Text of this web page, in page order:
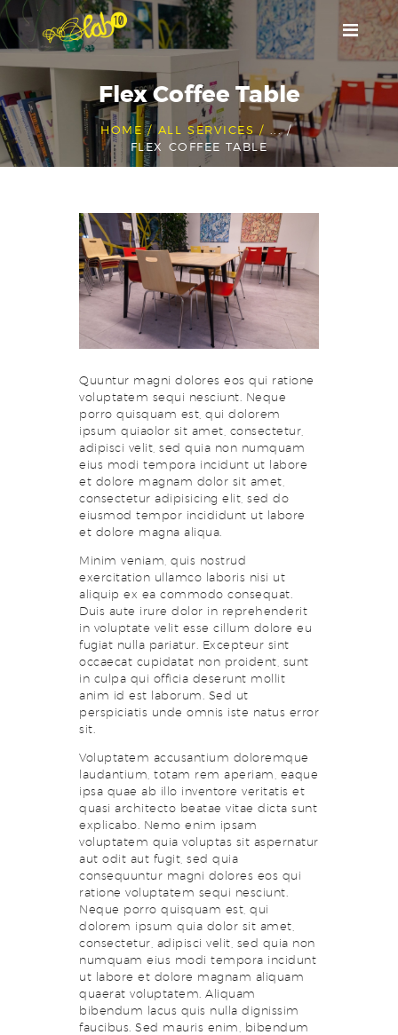
Flex Coffee Table
HOME ALL SERVICES
...
FLEX COFFEE TABLE
Home
Coworking
Raum
Kontakt
Quuntur magni dolores eos qui ratione
voluptatem sequi nesciunt. Neque
porro quisquam est, qui dolorem
ipsum quiaolor sit amet, consectetur,
adipisci velit, sed quia non numquam
eius modi tempora incidunt ut labore
et dolore magnam dolor sit amet,
consectetur adipisicing elit, sed do
eiusmod tempor incididunt ut labore
et dolore magna aliqua.
Minim veniam, quis nostrud
exercitation ullamco laboris nisi ut
aliquip ex ea commodo consequat.
Duis aute irure dolor in reprehenderit
in voluptate velit esse cillum dolore eu
fugiat nulla pariatur. Excepteur sint
occaecat cupidatat non proident, sunt
in culpa qui officia deserunt mollit
anim id est laborum. Sed ut
perspiciatis unde omnis iste natus error
sit.
Voluptatem accusantium doloremque
laudantium, totam rem aperiam, eaque
ipsa quae ab illo inventore veritatis et
quasi architecto beatae vitae dicta sunt
explicabo. Nemo enim ipsam
voluptatem quia voluptas sit aspernatur
aut odit aut fugit, sed quia
consequuntur magni dolores eos qui
ratione voluptatem sequi nesciunt.
Neque porro quisquam est, qui
dolorem ipsum quia dolor sit amet,
consectetur, adipisci velit, sed quia non
numquam eius modi tempora incidunt
ut labore et dolore magnam aliquam
quaerat voluptatem. Aliquam
bibendum lacus quis nulla dignissim
faucibus. Sed mauris enim, bibendum